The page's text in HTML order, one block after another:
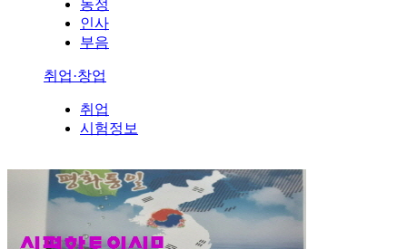
동정
인사
부음
취업·창업
취업
시험정보